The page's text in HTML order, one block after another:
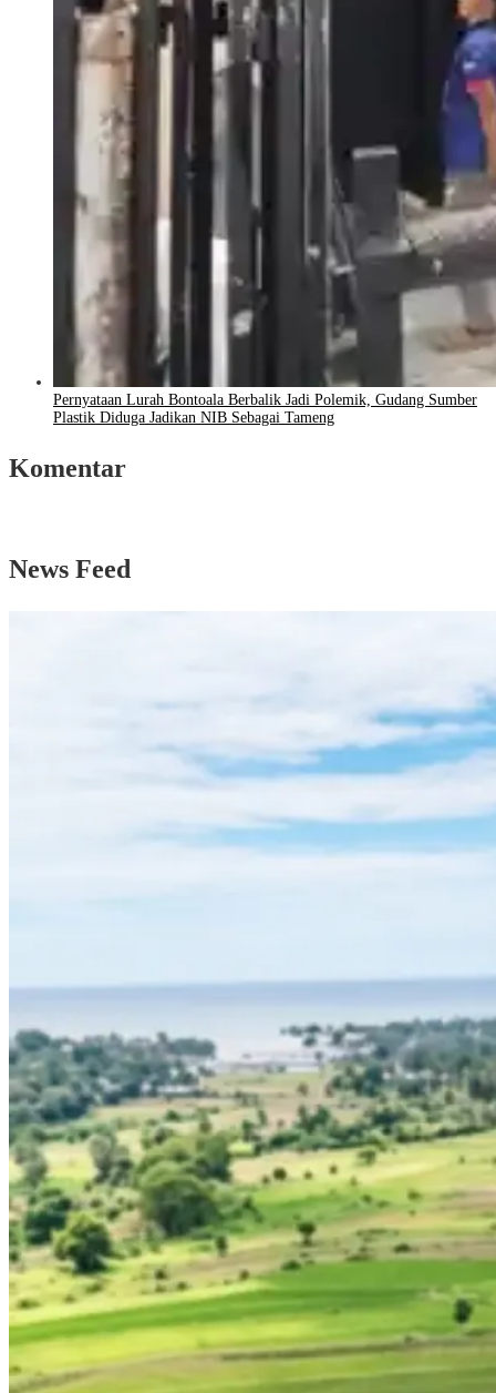
Pernyataan Lurah Bontoala Berbalik Jadi Polemik, Gudang Sumber
Plastik Diduga Jadikan NIB Sebagai Tameng
Komentar
News Feed